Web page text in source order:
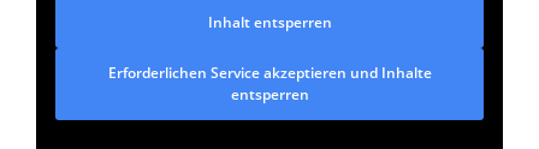
Inhalt entsperren
Erforderlichen Service akzeptieren und Inhalte
entsperren